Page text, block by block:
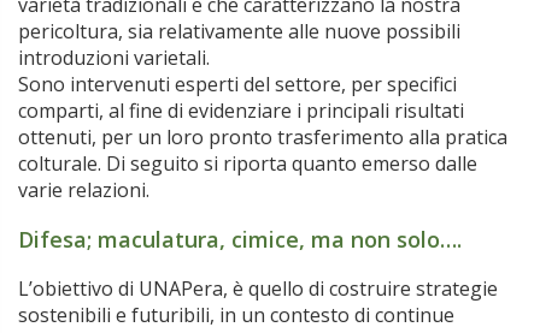
pericoltura, sia relativamente alle nuove possibili
introduzioni varietali.
Sono intervenuti esperti del settore, per specifici
comparti, al fine di evidenziare i principali risultati
ottenuti, per un loro pronto trasferimento alla pratica
colturale. Di seguito si riporta quanto emerso dalle
varie relazioni.
Difesa; maculatura, cimice, ma non solo….
L’obiettivo di UNAPera, è quello di costruire strategie
sostenibili e futuribili, in un contesto di continue